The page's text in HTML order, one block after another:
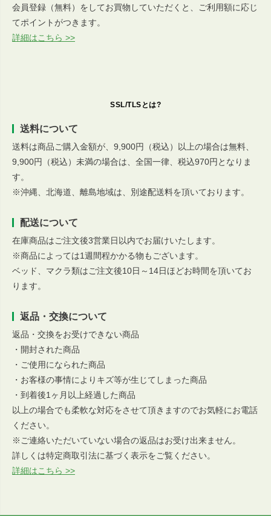
会員登録（無料）をしてお買物していただくと、ご利用額に応じ
てポイントがつきます。
詳細はこちら >>
SSL/TLSとは?
送料について
送料は商品ご購入金額が、9,900円（税込）以上の場合は無料、
9,900円（税込）未満の場合は、全国一律、税込970円となりま
す。
※沖縄、北海道、離島地域は、別途配送料を頂いております。
配送について
在庫商品はご注文後3営業日以内でお届けいたします。
※商品によっては1週間程かかる物もございます。
ベッド、マクラ類はご注文後10日～14日ほどお時間を頂いてお
ります。
返品・交換について
返品・交換をお受けできない商品
・開封された商品
・ご使用になられた商品
・お客様の事情によりキズ等が生じてしまった商品
・到着後1ヶ月以上経過した商品
以上の場合でも柔軟な対応をさせて頂きますのでお気軽にお電話
ください。
※ご連絡いただいていない場合の返品はお受け出来ません。
詳しくは特定商取引法に基づく表示をご覧ください。
詳細はこちら >>